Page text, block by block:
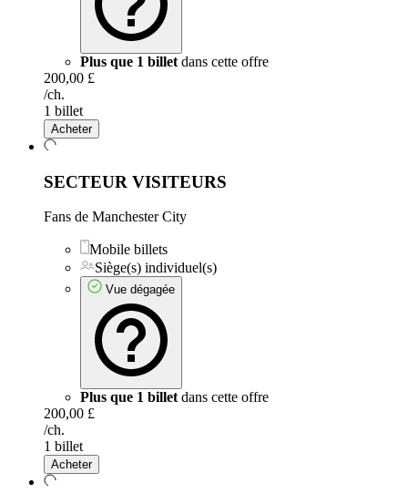
Plus que 1 billet dans cette offre
200,00 £
/ch.
1 billet
Acheter
SECTEUR VISITEURS
Fans de Manchester City
Mobile billets
Siège(s) individuel(s)
Vue dégagée
Plus que 1 billet dans cette offre
200,00 £
/ch.
1 billet
Acheter